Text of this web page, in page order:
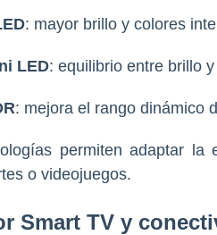
: mayor brillo y colores
LED: equilibrio entre brillo
: mejora el rango dinámico
permiten adaptar
o videojuegos.
Smart TV y